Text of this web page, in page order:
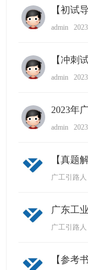
【初试
admin
【冲刺
admin
2023年
admin
【真题
广工引路人
广东工
广工引路人
【参考